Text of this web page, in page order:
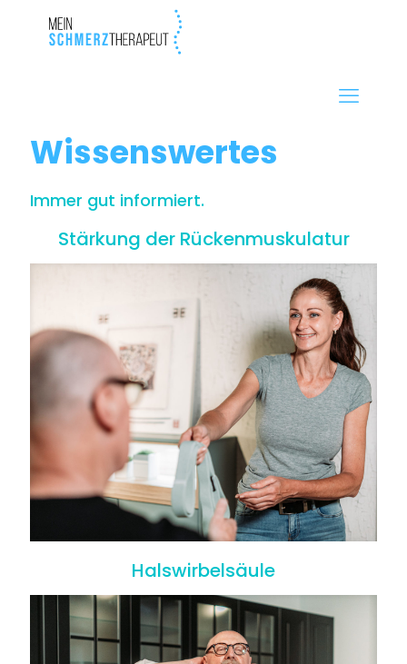
Wissenswertes
Immer gut informiert.
Stärkung der Rückenmuskulatur
Halswirbelsäule